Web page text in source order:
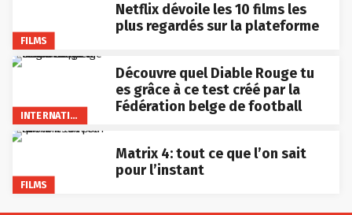
FILMS
Netflix dévoile les 10 films les
plus regardés sur la plateforme
INTERNATIONAL
Découvre quel Diable Rouge tu
es grâce à ce test créé par la
Fédération belge de football
FILMS
Matrix 4: tout ce que l’on sait
pour l’instant